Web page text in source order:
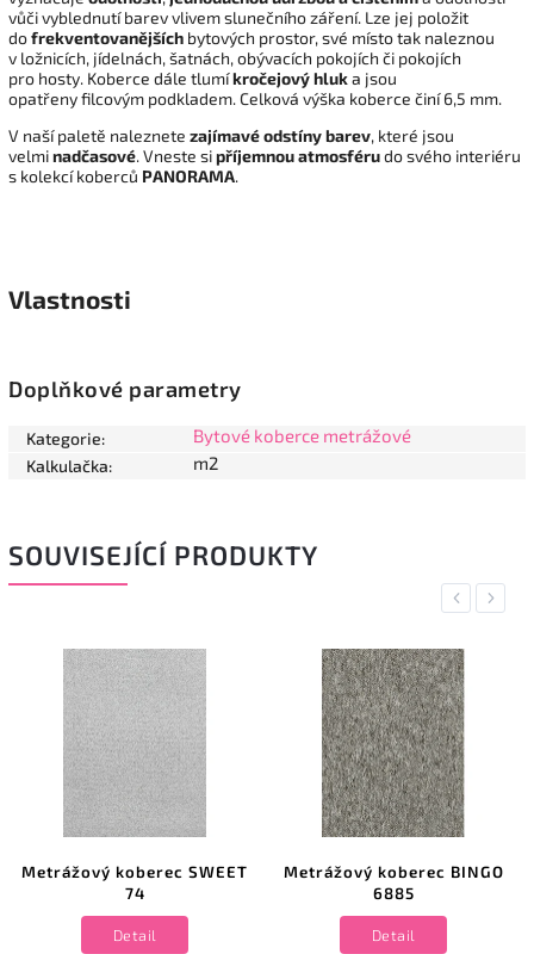
vůči vyblednutí barev vlivem slunečního záření. Lze jej položit
dofrekventovanějších bytových prostor, své místo tak naleznou
v ložnicích, jídelnách, šatnách, obývacích pokojích či pokojích
pro hosty. Koberce dále tlumíkročejový hluka jsou
opatřeny filcovým podkladem. Celková výška koberce činí 6,5 mm.
V naší paletě naleznete zajímavé odstíny barev, které jsou
velminadčasové. Vneste sipříjemnou atmosférudo svého interiéru
s kolekcí koberců PANORAMA.
Vlastnosti
Doplňkové parametry
Kategorie: Bytové koberce metrážové
Kalkulačka: m2
SOUVISEJÍCÍ PRODUKTY
Previous
Metrážový koberec SWEET
74
Detail
Metrážový koberec BINGO
6885
Detail
Next